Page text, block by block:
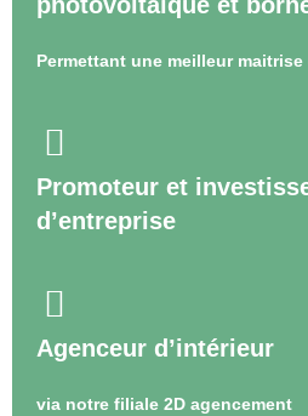
Permettant une meilleur maitrise
Promoteur et
d’entreprise
Agenceur d’intérieur
via notre filiale 2D agencement